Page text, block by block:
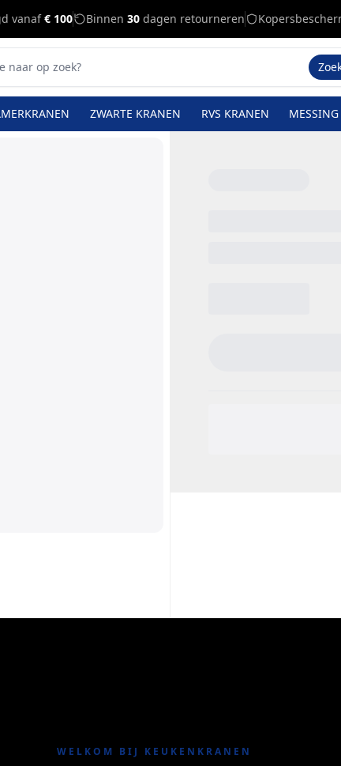
vanaf€ 100 Binnen 30 dagen retourneren
ZWARTE KRANEN RVS KRANEN
WELKOM BIJ KEUKENKRANEN